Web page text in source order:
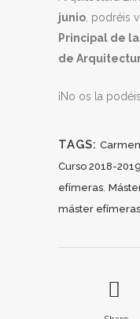
junio , podréis
Principal de
de
¡No os la
TAGS:
Curso 2018-2019
efímeras
máster efímeras